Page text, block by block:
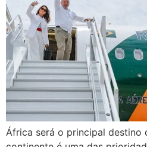
África será o principal destino